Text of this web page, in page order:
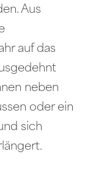
Aus
auf das
neben
oder ein
sich